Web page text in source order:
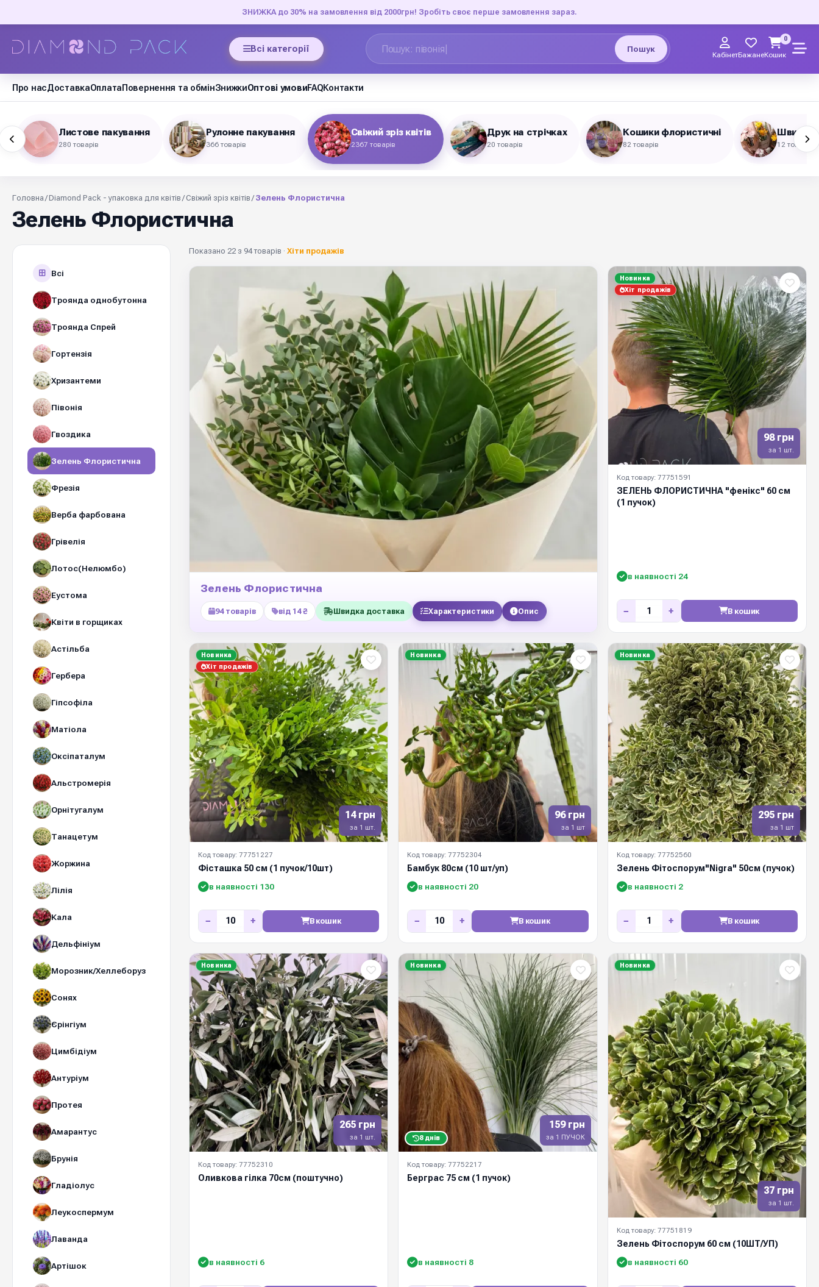
ЗНИЖКА до 30% на замовлення від 2000грн! Зробіть своє перше замовлення зараз.
Всі категорії Пошук
КабінетБажанеКошик
0
Про насДоставкаОплатаПовернення та обмінЗнижкиОптові умовиFAQКонтакти
Листове пакування
280 товарів
Рулонне пакування
366 товарів
Свіжий зріз квітів
2367 товарів
Друк на стрічках
20 товарів
Кошики флористичні
82 товарів
Швидке
12 товарів
Головна /Diamond Pack - упаковка для квітів /Свіжий зріз квітів / Зелень Флористична
Зелень Флористична
Всі
Троянда однобутонна
Троянда Спрей
Гортензія
Хризантеми
Півонія
Гвоздика
Зелень Флористична
Фрезія
Верба фарбована
Грівелія
Лотос(Нелюмбо)
Еустома
Квіти в горщиках
Астільба
Гербера
Гіпсофіла
Матіола
Оксіпаталум
Альстромерія
Орнітугалум
Танацетум
Жоржина
Лілія
Кала
Дельфініум
Морозник/Хеллеборуз
Сонях
Єрінгіум
Цимбідіум
Антуріум
Протея
Амарантус
Брунія
Гладіолус
Леукоспермум
Лаванда
Артішок
Показано 22 з 94 товарів · Хіти продажів
Зелень Флористична
94 товарів від 14 ₴ Швидка доставка Характеристики Опис
98 грн
за 1 шт.
Новинка
Хіт продажів
Код товару: 77751591
ЗЕЛЕНЬ ФЛОРИСТИЧНА "фенікс" 60 см
(1 пучок)
в наявності 24
− + В кошик
14 грн
за 1 шт.
Новинка
Хіт продажів
Код товару: 77751227
Фісташка 50 см (1 пучок/10шт)
в наявності 130
− + В кошик
96 грн
за 1 шт
Новинка
Код товару: 77752304
Бамбук 80см (10 шт/уп)
в наявності 20
− + В кошик
295 грн
за 1 шт
Новинка
Код товару: 77752560
Зелень Фітоспорум"Nigra" 50см (пучок)
в наявності 2
− + В кошик
265 грн
за 1 шт.
Новинка
Код товару: 77752310
Оливкова гілка 70см (поштучно)
в наявності 6
159 грн
за 1 ПУЧОК
Новинка
8 днів
Код товару: 77752217
Берграс 75 см (1 пучок)
в наявності 8
37 грн
за 1 шт.
Новинка
Код товару: 77751819
Зелень Фітоспорум 60 см (10ШТ/УП)
в наявності 60